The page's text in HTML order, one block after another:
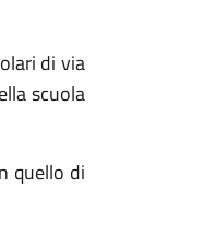
di via
scuola
quello di